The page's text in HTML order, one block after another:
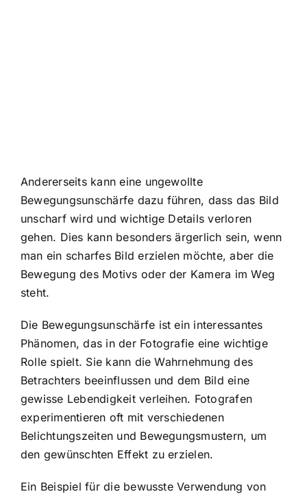
Andererseits kann eine ungewollte
Bewegungsunschärfe dazu führen, dass das Bild
unscharf wird und wichtige Details verloren
gehen. Dies kann besonders ärgerlich sein, wenn
man ein scharfes Bild erzielen möchte, aber die
Bewegung des Motivs oder der Kamera im Weg
steht.
Die Bewegungsunschärfe ist ein interessantes
Phänomen, das in der Fotografie eine wichtige
Rolle spielt. Sie kann die Wahrnehmung des
Betrachters beeinflussen und dem Bild eine
gewisse Lebendigkeit verleihen. Fotografen
experimentieren oft mit verschiedenen
Belichtungszeiten und Bewegungsmustern, um
den gewünschten Effekt zu erzielen.
Ein Beispiel für die bewusste Verwendung von